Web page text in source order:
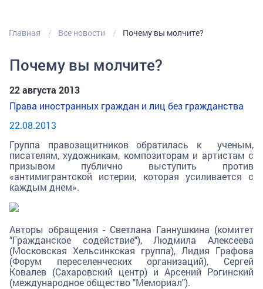
Главная Все новости Почему вы молчите?
Почему вы молчите?
22 августа 2013
Права иностранных граждан и лиц без гражданства
22.08.2013
Группа правозащитников обратилась к ученым,
писателям, художникам, композиторам и артистам с
призывом публично выступить против
«антимигрантской истерии, которая усиливается с
каждым днем».
Авторы обращения - Светлана Ганнушкина (комитет
"Гражданское содействие"), Людмила Алексеева
(Московская Хельсинкская группа), Лидия Графова
(Форум переселенческих организаций), Сергей
Ковалев (Сахаровский центр) и Арсений Рогинский
(международное общество "Мемориал").